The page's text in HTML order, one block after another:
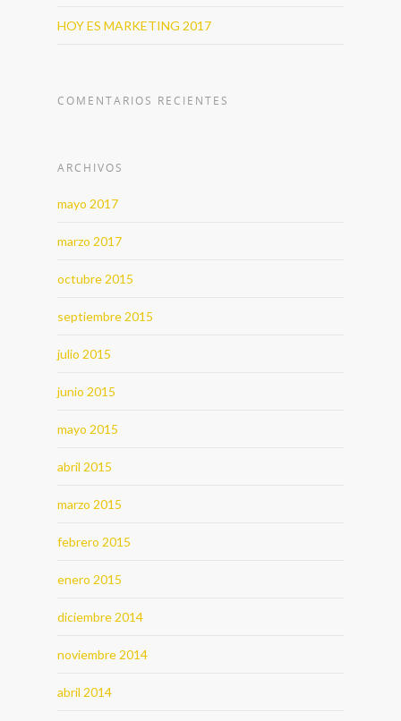
HOY ES MARKETING 2017
COMENTARIOS RECIENTES
ARCHIVOS
mayo 2017
marzo 2017
octubre 2015
septiembre 2015
julio 2015
junio 2015
mayo 2015
abril 2015
marzo 2015
febrero 2015
enero 2015
diciembre 2014
noviembre 2014
abril 2014